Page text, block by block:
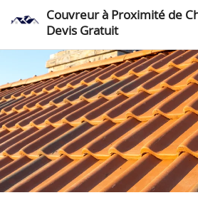
Couvreur à Proximité de
Devis Gratuit